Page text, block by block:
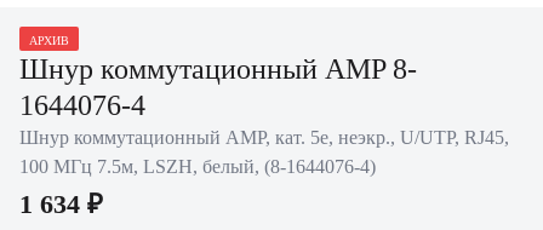
АРХИВ
Шнур коммутационный AMP 8-
1644076-4
Шнур коммутационный AMP, кат. 5е, неэкр., U/UTP, RJ45,
100 МГц 7.5м, LSZH, белый, (8-1644076-4)
1 634 ₽